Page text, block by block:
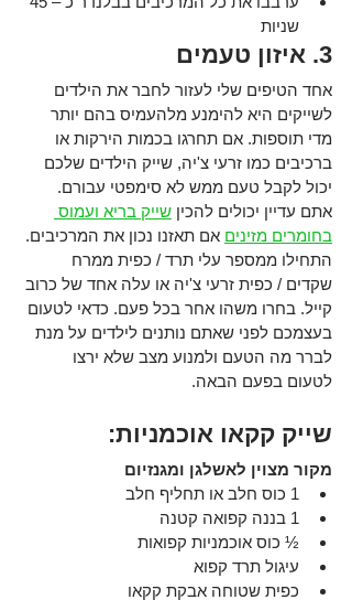
שניות
3. איזון טעמים
אחד הטיפים שלי לעזור לחבר את הילדים
לשייקים היא להימנע מלהעמיס בהם יותר
מדי תוספות. אם תחרגו בכמות הירקות או
ברכיבים כמו זרעי צ'יה, שייק הילדים שלכם
יכול לקבל טעם ממש לא סימפטי עבורם.
אתם עדיין יכולים להכין שייק בריא ועמוס
בחומרים מזינים אם תאזנו נכון את המרכיבים.
התחילו ממספר עלי תרד / כפית ממרח
שקדים / כפית זרעי צ'יה או עלה אחד של כרוב
קייל. בחרו משהו אחר בכל פעם. כדאי לטעום
בעצמכם לפני שאתם נותנים לילדים על מנת
לברר מה הטעם ולמנוע מצב שלא ירצו
לטעום בפעם הבאה.
שייק קקאו אוכמניות:
מקור מצוין לאשלגן ומגנזיום
1 כוס חלב או תחליף חלב
1 בננה קפואה קטנה
½ כוס אוכמניות קפואות
עיגול תרד קפוא
כפית שטוחה אבקת קקאו